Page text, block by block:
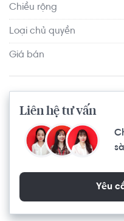
Chiều rộng
Loại chủ quyền
Giá bán
Liên hệ tư vấn
Yêu